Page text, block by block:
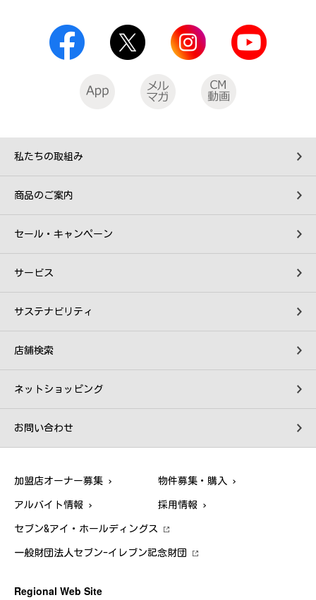
私たちの取組み
商品のご案内
セール・キャンペーン
サービス
サステナビリティ
店舗検索
ネットショッピング
お問い合わせ
加盟店オーナー募集 物件募集・購入
アルバイト情報 採用情報
セブン&アイ・ホールディングス
一般財団法人セブン-イレブン記念財団
Regional Web Site